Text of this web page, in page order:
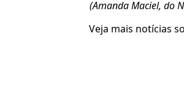
(Amanda Maciel, do
Veja mais notícias